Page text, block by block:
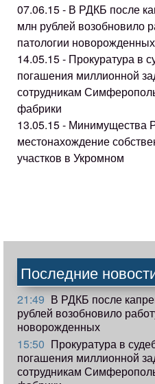
07.06.15 - В РДКБ после
млн рублей возобновило
патологии новорожденных
14.05.15 - Прокуратура в
погашения миллионной
сотрудникам
фабрики
13.05.15 - Минимущества
местонахождение
участков в Укромном
Последние
21:49 В РДКБ после
рублей возобновило
новорожденных
15:50 Прокуратура в
погашения миллионной
сотрудникам